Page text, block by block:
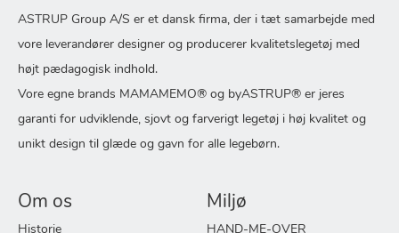
ASTRUP Group A/S er et dansk firma, der i tæt samarbejde med
vore leverandører designer og producerer kvalitetslegetøj med
højt pædagogisk indhold.
Vore egne brands MAMAMEMO® og byASTRUP® er jeres
garanti for udviklende, sjovt og farverigt legetøj i høj kvalitet og
unikt design til glæde og gavn for alle legebørn.
Om os
Historie
Miljø
HAND-ME-OVER